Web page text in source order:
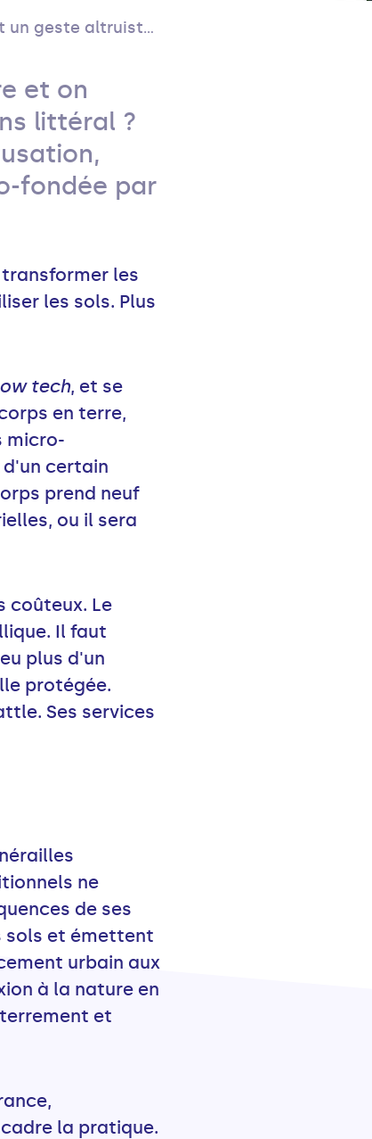
geste altruiste ?
et on
littéral ?
fondée par
les
les sols. Plus
tech, et se
en terre,
micro-
certain
prend neuf
ou il sera
coûteux. Le
Il faut
plus d'un
protégée.
Ses services
ne
de ses
sols et émettent
urbain aux
à la nature en
et
la pratique.